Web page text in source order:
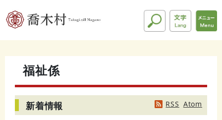
福祉係
RSS Atom
新着情報